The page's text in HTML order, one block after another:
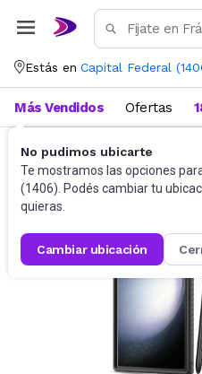
Estás en Capital Federal (
No pudimos ubicarte
Te mostramos las opciones
(1406). Podés cambiar tu
quieras.
cambiar ubicación
Más Vendidos Ofertas
Accesorios para Celulares